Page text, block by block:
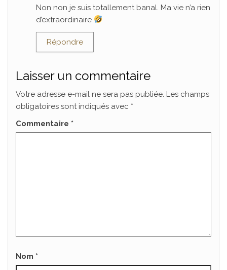
Non non je suis totallement banal. Ma vie n’a rien
d’extraordinaire
Répondre
Laisser un commentaire
Votre adresse e-mail ne sera pas publiée. Les champs
obligatoires sont indiqués avec *
Commentaire *
Nom *